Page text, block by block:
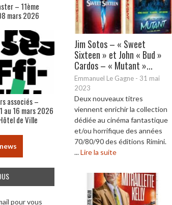
Jim Sotos – « Sweet
Sixteen » et John « Bud »
Cardos – « Mutant »...
Emmanuel Le Gagne - 31 mai
2023
Deux nouveaux titres
viennent enrichir la collection
dédiée au cinéma fantastique
et/ou horrifique des années
70/80/90 des éditions Rimini.
...Lire la suite
– 11ème
mars 2026
associés –
au 16 mars 2026
de Ville
pour vous